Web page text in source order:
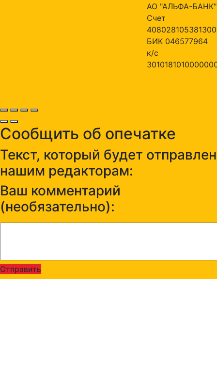
АО "АЛЬФА-БАНК"
Счет
БИК 046577964
к/с
Сообщить об опечатке
Текст, который будет отправлен
нашим редакторам:
Ваш комментарий
(необязательно):
Отправить